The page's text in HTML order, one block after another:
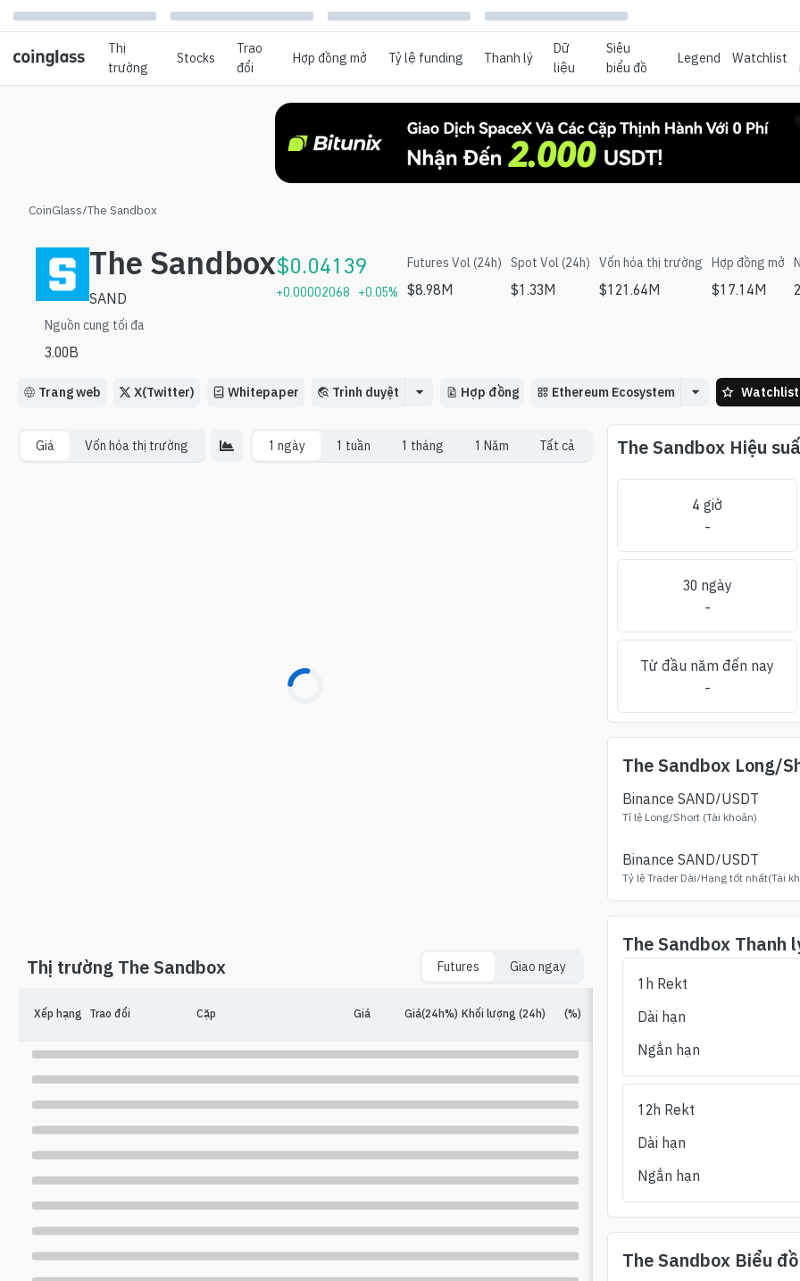
Thị
trường
Stocks
Trao
đổi
Hợp đồng mở Tỷ lệ funding Thanh lý
Dữ
liệu
Siêu
biểu đồ
Legend Watchlist
CoinGlass/The Sandbox
The Sandbox
SAND
$0.04139
+0.00002068 +0.05%
Futures Vol (24h)
$8.98M
Spot Vol (24h)
$1.33M
Vốn hóa thị trường
$121.64M
Hợp đồng mở
$17.14M
Nguồn cung tối đa
3.00B
Trang web X(Twitter) Whitepaper Trình duyệt Hợp đồng Ethereum Ecosystem Watchlist
Giá Vốn hóa thị trường 1 ngày 1 tuần 1 tháng 1 Năm Tất cả
Thị trường The Sandbox Futures Giao ngay
Xếp hạng Trao đổi Cặp Giá Giá(24h%) Khối lượng (24h) (%) Hợp đồng mở
The Sandbox Hiệu
4 giờ
-
30 ngày
-
Từ đầu năm đến nay
-
The Sandbox Long/
Binance SAND/USDT
Tỉ lệ Long/Short (Tài khoản)
Binance SAND/USDT
Tỷ lệ Trader Dài/Hạng tốt nhất(Tài
The Sandbox Thanh
1h Rekt
Dài hạn
Ngắn hạn
12h Rekt
Dài hạn
Ngắn hạn
The Sandbox Biểu